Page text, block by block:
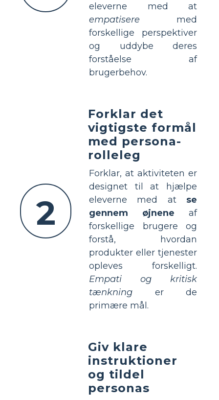
eleverne med at
empatisere med
forskellige perspektiver
og uddybe deres
forståelse af
brugerbehov.
2
Forklar det
vigtigste formål
med persona-
rolleleg
Forklar, at aktiviteten er
designet til at hjælpe
eleverne med at se
gennem øjnene af
forskellige brugere og
forstå, hvordan
produkter eller tjenester
opleves forskelligt.
Empati og kritisk
tænkning er de
primære mål.
Giv klare
instruktioner
og tildel
personas